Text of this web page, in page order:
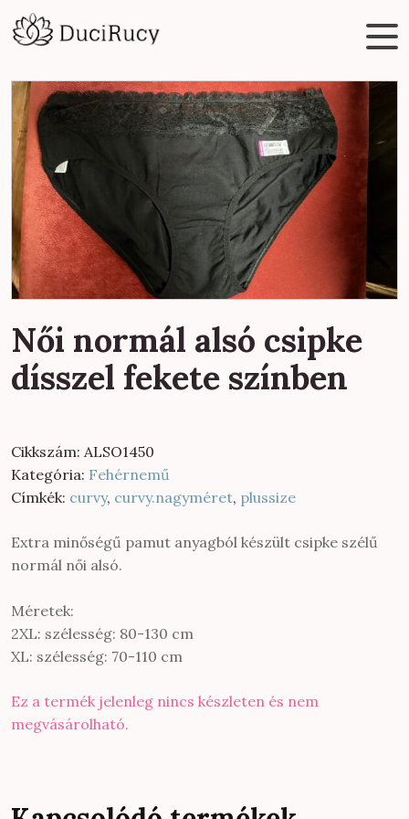
Női normál alsó csipke
dísszel fekete színben
Cikkszám: ALSO1450
Kategória: Fehérnemű
Címkék: curvy, curvy.nagyméret, plussize
Extra minőségű pamut anyagból készült csipke szélű
normál női alsó.
Méretek:
2XL: szélesség: 80-130 cm
XL: szélesség: 70-110 cm
Ez a termék jelenleg nincs készleten és nem
megvásárolható.